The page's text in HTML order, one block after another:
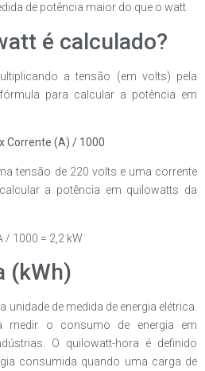
de potência maior do que o watt.
é calculado?
a tensão (em volts) pela
para calcular a potência em
Corrente (A) / 1000
tensão de 220 volts e uma corrente
a potência em quilowatts da
/ 1000 = 2,2 kW
(kWh)
unidade de medida de energia elétrica.
medir o consumo de energia em
O quilowatt-hora é definido
consumida quando uma carga de